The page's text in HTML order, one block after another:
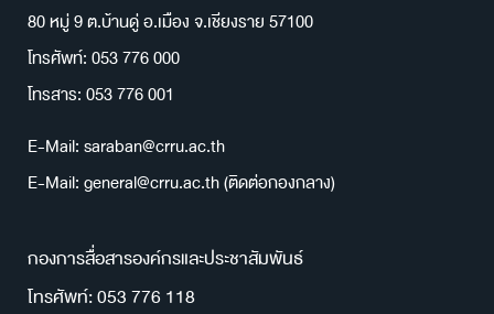
80 หมู่ 9 ต.บ้านดู่ อ.เมือง จ.เชียงราย 57100
โทรศัพท์: 053 776 000
โทรสาร: 053 776 001
E-Mail: saraban@crru.ac.th
E-Mail: general@crru.ac.th (ติดต่อกองกลาง)
กองการสื่อสารองค์กรและประชาสัมพันธ์
โทรศัพท์: 053 776 118